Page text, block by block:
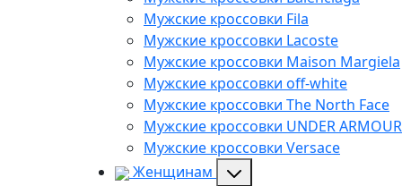
Мужские кроссовки Fila
Мужские кроссовки Lacoste
Мужские кроссовки Maison Margiela
Мужские кроссовки off-white
Мужские кроссовки The North Face
Мужские кроссовки UNDER ARMOUR
Мужские кроссовки Versace
Женщинам